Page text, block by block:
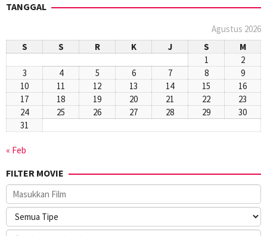
TANGGAL
Agustus 2026
S
S R K J S
M
1
2
3
4 5 6 7 8
9
10
11 12 13 14 15
16
17
18 19 20 21 22
23
24
25 26 27 28 29
30
31
« Feb
FILTER MOVIE